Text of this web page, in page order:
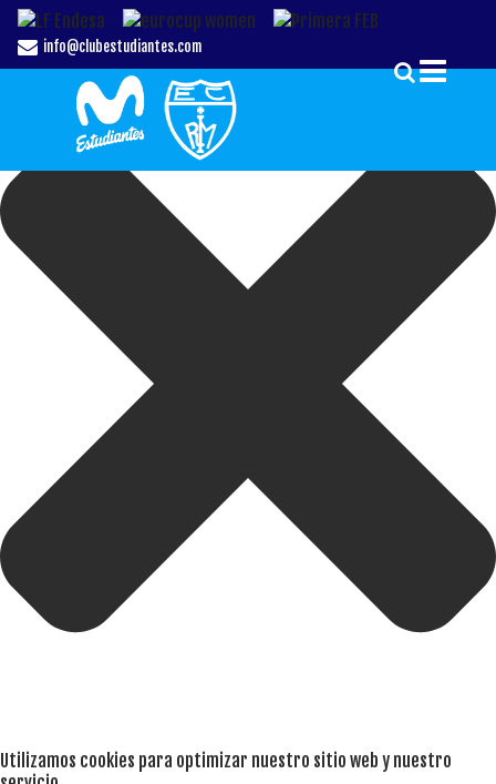
Gestionar el Consentimiento de las Cookies
Utilizamos cookies para optimizar nuestro sitio web y nuestro
info@clubestudiantes.com